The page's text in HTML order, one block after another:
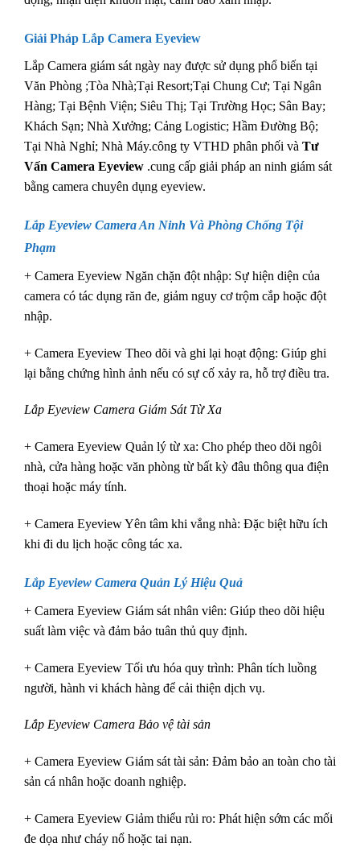
Giải Pháp Lắp Camera Eyeview
Lắp Camera giám sát ngày nay được sử dụng phổ biến tại
Văn Phòng ;Tòa Nhà;Tại Resort;Tại Chung Cư; Tại Ngân
Hàng; Tại Bệnh Viện; Siêu Thị; Tại Trường Học; Sân Bay;
Khách Sạn; Nhà Xưởng; Cảng Logistic; Hầm Đường Bộ;
Tại Nhà Nghỉ; Nhà Máy.công ty VTHD phân phối và Tư
Vấn Camera Eyeview .cung cấp giải pháp an ninh giám sát
bằng camera chuyên dụng eyeview.
Lắp Eyeview Camera An Ninh Và Phòng Chống Tội
Phạm
+ Camera Eyeview Ngăn chặn đột nhập: Sự hiện diện của
camera có tác dụng răn đe, giảm nguy cơ trộm cắp hoặc đột
nhập.
+ Camera Eyeview Theo dõi và ghi lại hoạt động: Giúp ghi
lại bằng chứng hình ảnh nếu có sự cố xảy ra, hỗ trợ điều tra.
Lắp Eyeview Camera Giám Sát Từ Xa
+ Camera Eyeview Quản lý từ xa: Cho phép theo dõi ngôi
nhà, cửa hàng hoặc văn phòng từ bất kỳ đâu thông qua điện
thoại hoặc máy tính.
+ Camera Eyeview Yên tâm khi vắng nhà: Đặc biệt hữu ích
khi đi du lịch hoặc công tác xa.
Lắp Eyeview Camera Quản Lý Hiệu Quả
+ Camera Eyeview Giám sát nhân viên: Giúp theo dõi hiệu
suất làm việc và đảm bảo tuân thủ quy định.
+ Camera Eyeview Tối ưu hóa quy trình: Phân tích luồng
người, hành vi khách hàng để cải thiện dịch vụ.
Lắp Eyeview Camera Bảo vệ tài sản
+ Camera Eyeview Giám sát tài sản: Đảm bảo an toàn cho tài
sản cá nhân hoặc doanh nghiệp.
+ Camera Eyeview Giảm thiểu rủi ro: Phát hiện sớm các mối
đe dọa như cháy nổ hoặc tai nạn.